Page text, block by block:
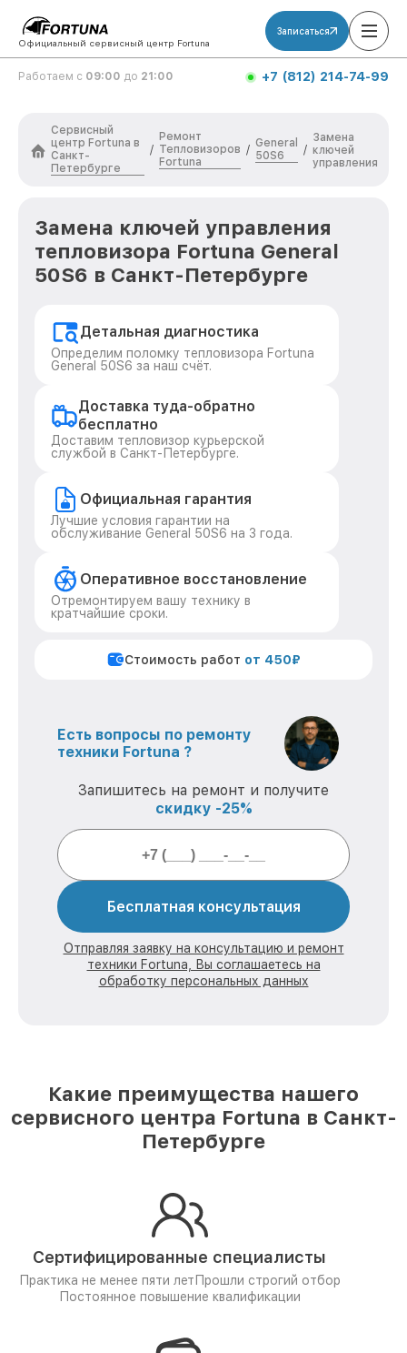
Официальный сервисный центр Fortuna
Записаться
Работаем с 09:00 до 21:00 +7 (812) 214-74-99
Сервисный
центр Fortuna в
Санкт-
Петербурге
/
Ремонт
Тепловизоров
Fortuna
/
General
50S6
/
Замена
ключей
управления
Замена ключей управления
тепловизора Fortuna General
50S6 в Санкт-Петербурге
Детальная диагностика
Определим поломку тепловизора Fortuna
General 50S6 за наш счёт.
Доставка туда-обратно
бесплатно
Доставим тепловизор курьерской
службой в Санкт-Петербурге.
Официальная гарантия
Лучшие условия гарантии на
обслуживание General 50S6 на 3 года.
Оперативное восстановление
Отремонтируем вашу технику в
кратчайшие сроки.
Стоимость работ от 450₽
Есть вопросы по ремонту
техники Fortuna ?
Запишитесь на ремонт и получите
скидку -25%
Бесплатная консультация
Отправляя заявку на консультацию и ремонт
техники Fortuna, Вы соглашаетесь на
обработку персональных данных
Какие преимущества нашего
сервисного центра Fortuna в Санкт-
Петербурге
Сертифицированные специалисты
Практика не менее пяти лет Прошли строгий отбор
Постоянное повышение квалификации